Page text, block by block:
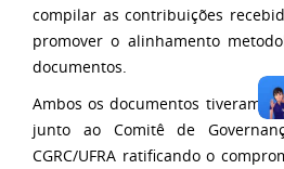
compilar as contribuições
promover o alinhamento
documentos.
Ambos os documentos tiveram
junto ao Comitê de
CGRC/UFRA ratificando o